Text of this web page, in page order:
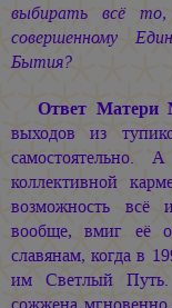
выбирать всё
совершенному
Бытия?
Ответ Матери
выходов из
самостоятельно.
коллективной
возможность всё
вообще, вмиг её
славянам, когда в
им Светлый Путь.